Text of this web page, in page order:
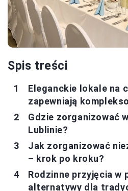
Spis treści
Eleganckie lokale na
zapewniają
Gdzie zorganizować
Lublinie?
Jak zorganizować
– krok po kroku?
Rodzinne przyjęcia w
alternatywy dla